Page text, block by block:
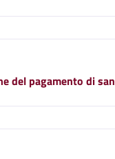
del pagamento di